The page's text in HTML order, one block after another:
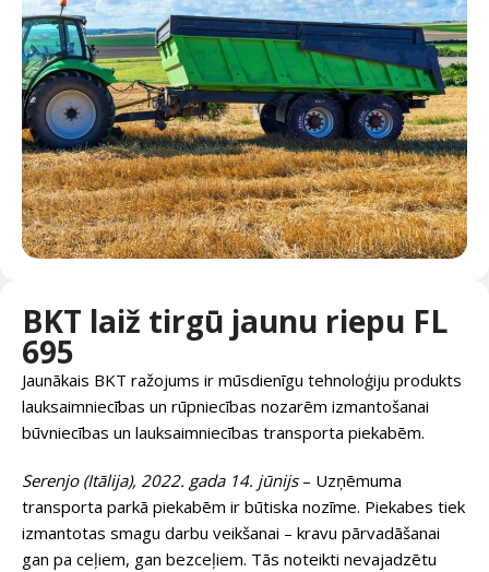
BKT laiž tirgū jaunu riepu FL
695
Jaunākais BKT ražojums ir mūsdienīgu tehnoloģiju produkts
lauksaimniecības un rūpniecības nozarēm izmantošanai
būvniecības un lauksaimniecības transporta piekabēm.
Serenjo (Itālija), 2022. gada 14. jūnijs– Uzņēmuma
transporta parkā piekabēm ir būtiska nozīme. Piekabes tiek
izmantotas smagu darbu veikšanai – kravu pārvadāšanai
gan pa ceļiem, gan bezceļiem. Tās noteikti nevajadzētu